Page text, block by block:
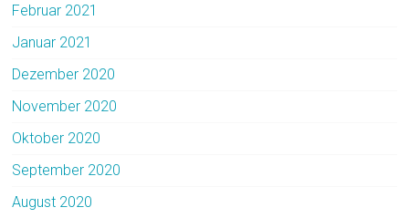
Februar 2021
Januar 2021
Dezember 2020
November 2020
Oktober 2020
September 2020
August 2020